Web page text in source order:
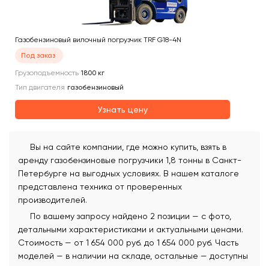
Газобензиновый вилочный погрузчик TRF G18-4N
Под заказ
Грузоподъемность 1800 кг
Тип двигателя газобензиновый
Узнать цену
Вы на сайте компании, где можно купить, взять в
аренду газобензиновые погрузчики 1,8 тонны в Санкт-
Петербурге на выгодных условиях. В нашем каталоге
представлена техника от проверенных
производителей.
По вашему запросу найдено 2 позиции — с фото,
детальными характеристиками и актуальными ценами.
Стоимость — от 1 654 000 руб. до 1 654 000 руб. Часть
моделей — в наличии на складе, остальные — доступны